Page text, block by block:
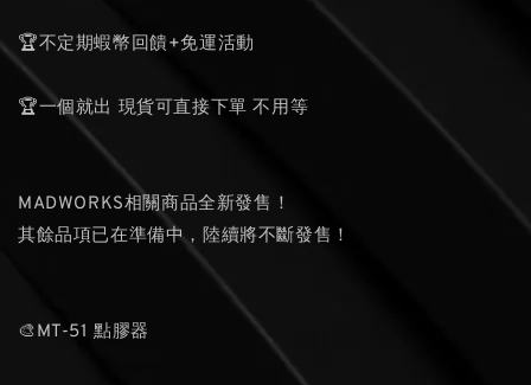
🏆不定期蝦幣回饋+免運活動
🏆一個就出 現貨可直接下單 不用等
MADWORKS相關商品全新發售！
其餘品項已在準備中，陸續將不斷發售！
🎨MT-51 點膠器